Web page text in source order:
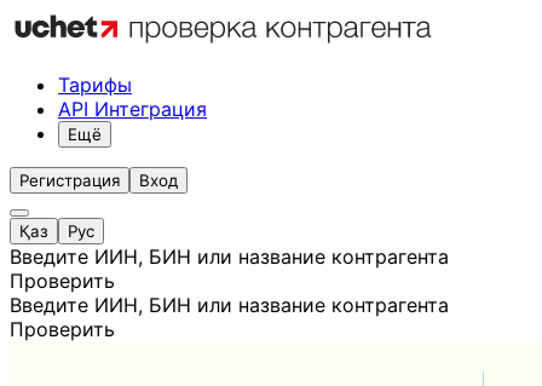
Тарифы
API Интеграция
Ещё
Регистрация Вход
Қаз Рус
Введите ИИН, БИН или название контрагента
Проверить
Введите ИИН, БИН или название контрагента
Проверить